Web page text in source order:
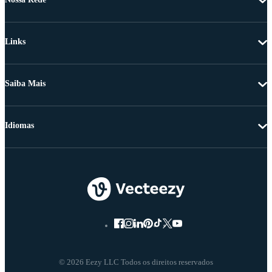
Links
Saiba Mais
© 2026 Eezy LLC Todos os direitos reservados
Idiomas